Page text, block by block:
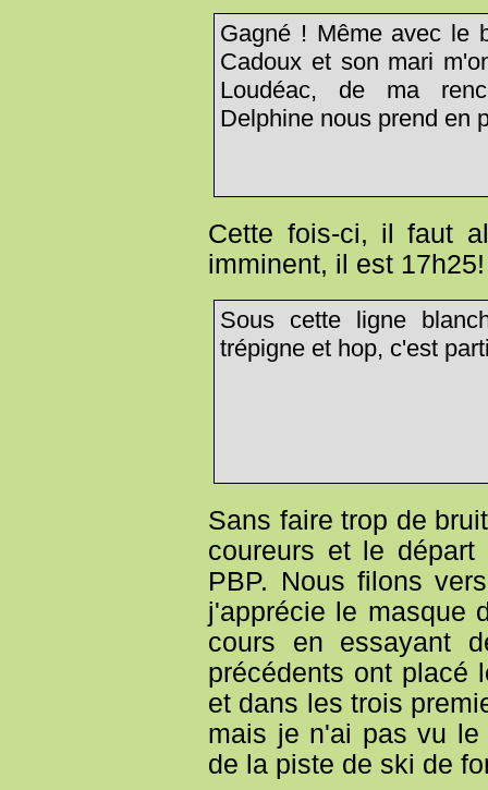
Gagné ! Même avec le
Cadoux et son mari
Loudéac, de ma
Delphine nous prend en
Cette fois-ci, il faut
imminent, il est 17h25!
Sous cette ligne
trépigne et hop, c'est
Sans faire trop de
coureurs et le
PBP. Nous filons
j'apprécie le masque
cours en essayant
précédents ont placé
et dans les trois
mais je n'ai pas vu le
de la piste de ski de